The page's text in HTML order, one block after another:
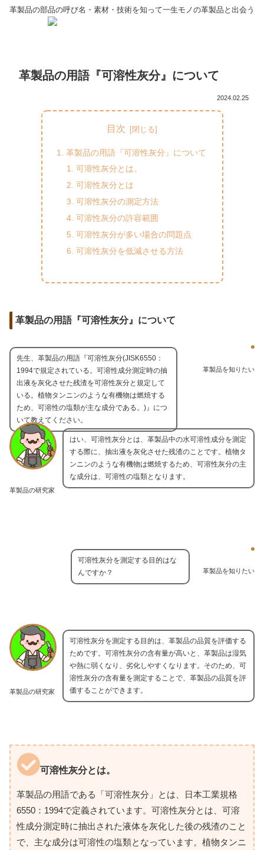
革製品の部品の呼び名・素材・技術を知って一生モノの革製品と出会う
革製品の用語『可溶性灰分』について
2024.02.25
目次
革製品の用語『可溶性灰分』について
可溶性灰分とは。
可溶性灰分とは
可溶性灰分の測定方法
可溶性灰分の許容範囲
可溶性灰分が多い場合の問題点
可溶性灰分を低減させる方法
革製品の用語『可溶性灰分』について
革製品を知りたい
先生、革製品の用語『可溶性灰分(JISK6550：
1994で規定されている。可溶性成分測定時の抽
出液を灰化させた残渣を可溶性灰分と規定して
いる。植物タンニンのような有機物は燃焼する
ため、可溶性の塩類が主な成分である。)』につ
いて教えてください。
革製品の研究家
はい、可溶性灰分とは、革製品中の水可溶性成分を測定
する際に、抽出液を灰化させた残渣のことです。植物タ
ンニンのような有機物は燃焼するため、可溶性灰分の主
な成分は、可溶性の塩類となります。
革製品を知りたい
可溶性灰分を測定する目的はな
んですか？
革製品の研究家
可溶性灰分を測定する目的は、革製品の品質を評価する
ためです。可溶性灰分の含有量が高いと、革製品は湿気
や熱に弱くなり、劣化しやすくなります。そのため、可
溶性灰分の含有量を測定することで、革製品の品質を評
価することができます。
可溶性灰分とは。
革製品の用語である「可溶性灰分」とは、日本工業規格
6550：1994で定義されています。可溶性灰分とは、可溶
性成分測定時に抽出された液体を灰化した後の残渣のこと
で、主な成分は可溶性の塩類となっています。植物タンニ